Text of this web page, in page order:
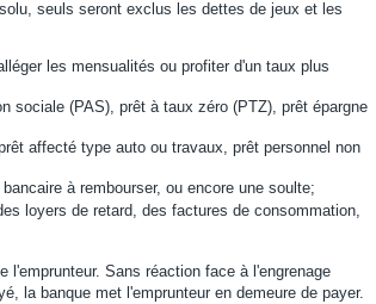
seuls seront exclus les dettes de jeux et les
les mensualités ou profiter d'un taux plus
sociale (PAS), prêt à taux zéro (PTZ), prêt épargne
affecté type auto ou travaux, prêt personnel non
à rembourser, ou encore une soulte;
loyers de retard, des factures de consommation,
l'emprunteur. Sans réaction face à l'engrenage
la banque met l'emprunteur en demeure de payer.